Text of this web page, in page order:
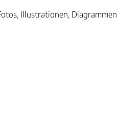
Illustrationen,